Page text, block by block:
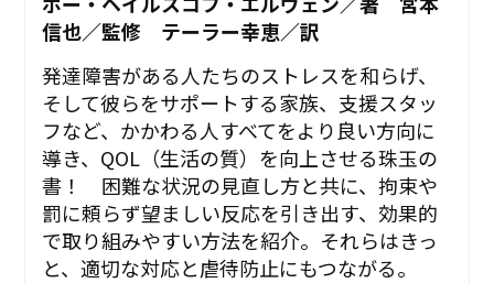
信也／監修 テーラー幸恵／訳
発達障害がある人たちのストレスを和らげ、
そして彼らをサポートする家族、支援スタッ
フなど、かかわる人すべてをより良い方向に
導き、QOL（生活の質）を向上させる珠玉の
書！ 困難な状況の見直し方と共に、拘束や
罰に頼らず望ましい反応を引き出す、効果的
で取り組みやすい方法を紹介。それらはきっ
と、適切な対応と虐待防止にもつながる。